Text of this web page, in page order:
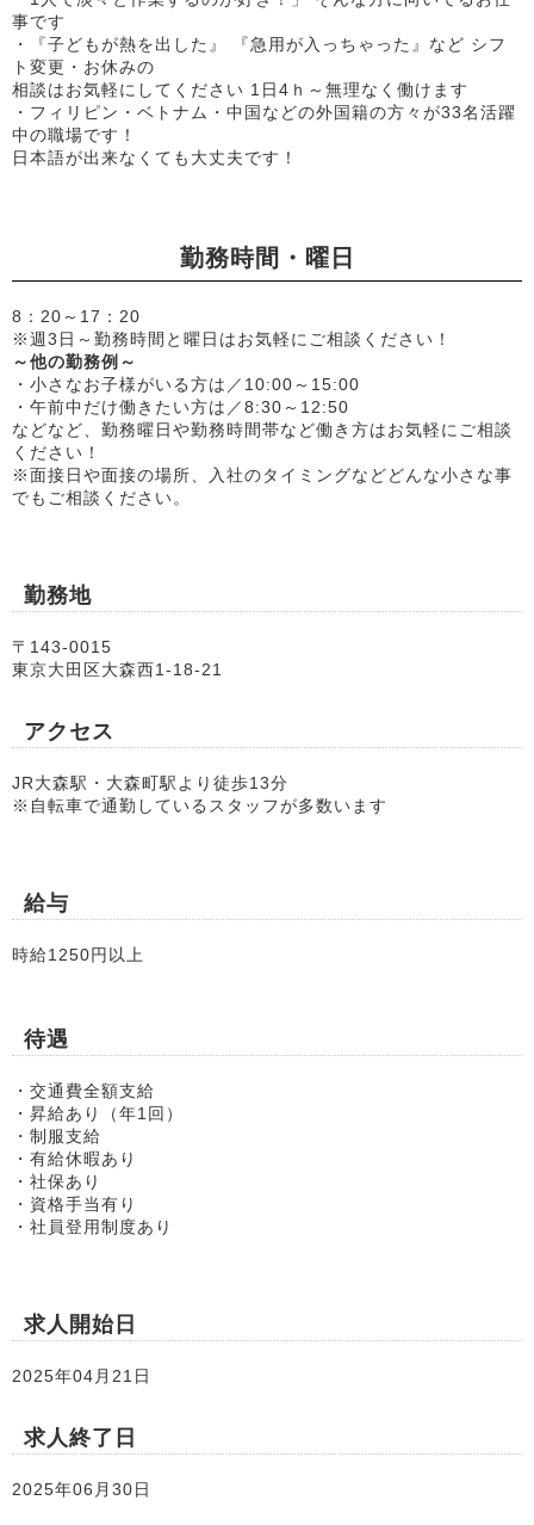
事です
・『子どもが熱を出した』 『急用が入っちゃった』など シフ
ト変更・お休みの
相談はお気軽にしてください 1日4ｈ～無理なく働けます
・フィリピン・ベトナム・中国などの外国籍の方々が33名活躍
中の職場です！
日本語が出来なくても大丈夫です！
勤務時間・曜日
8：20～17：20
※週3日～勤務時間と曜日はお気軽にご相談ください！
～他の勤務例～
・小さなお子様がいる方は／10:00～15:00
・午前中だけ働きたい方は／8:30～12:50
などなど、勤務曜日や勤務時間帯など働き方はお気軽にご相談
ください！
※面接日や面接の場所、入社のタイミングなどどんな小さな事
でもご相談ください。
勤務地
〒143‐0015
東京大田区大森西1-18-21
アクセス
JR大森駅・大森町駅より徒歩13分
※自転車で通勤しているスタッフが多数います
給与
時給1250円以上
待遇
・交通費全額⽀給
・昇給あり（年1回）
・制服⽀給
・有給休暇あり
・社保あり
・資格⼿当有り
・社員登用制度あり
求人開始日
2025年04月21日
求人終了日
2025年06月30日